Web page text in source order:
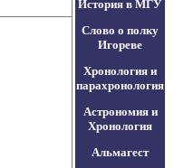
История в МГУ
Слово о полку
Игореве
Хронология и
парахронология
Астрономия и
Хронология
Альмагест